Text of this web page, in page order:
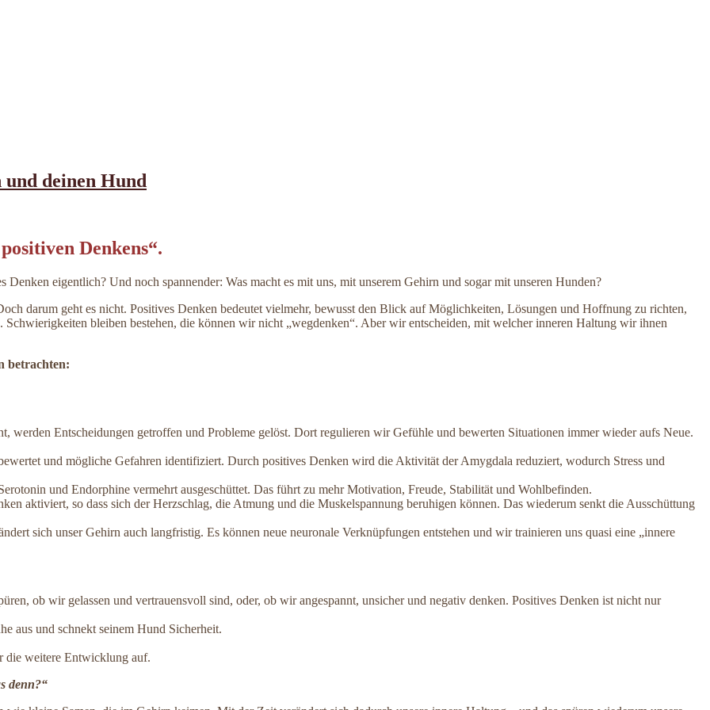
deinen Hund
Denkens“.
eigentlich? Und noch spannender: Was macht es mit uns, mit unserem Gehirn und sogar mit unseren Hunden?
darum geht es nicht. Positives Denken bedeutet vielmehr, bewusst den Blick auf Möglichkeiten, Lösungen und Hoffnung zu richten,
bleiben bestehen, die können wir nicht „wegdenken“. Aber wir entscheiden, mit welcher inneren Haltung wir ihnen
betrachten:
werden Entscheidungen getroffen und Probleme gelöst. Dort regulieren wir Gefühle und bewerten Situationen immer wieder aufs Neue.
und mögliche Gefahren identifiziert. Durch positives Denken wird die Aktivität der Amygdala reduziert, wodurch Stress und
und Endorphine vermehrt ausgeschüttet. Das führt zu mehr Motivation, Freude, Stabilität und Wohlbefinden.
aktiviert, so dass sich der Herzschlag, die Atmung und die Muskelspannung beruhigen können. Das wiederum senkt die Ausschüttung
sich unser Gehirn auch langfristig. Es können neue neuronale Verknüpfungen entstehen und wir trainieren uns quasi eine „innere
ob wir gelassen und vertrauensvoll sind, oder, ob wir angespannt, unsicher und negativ denken. Positives Denken ist nicht nur
aus und schnekt seinem Hund Sicherheit.
die weitere Entwicklung auf.
denn?“